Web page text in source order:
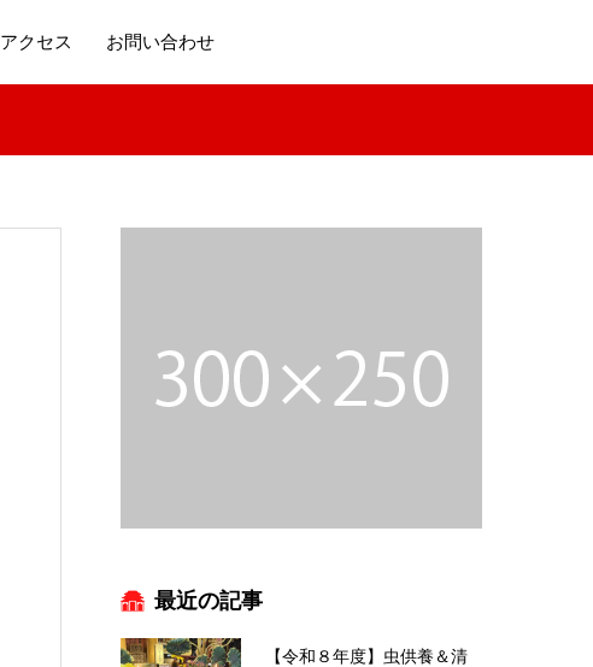
アクセス お問い合わせ
最近の記事
【令和８年度】虫供養＆清